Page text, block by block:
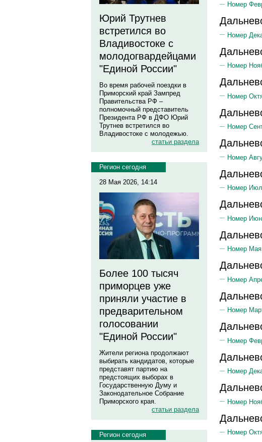
Юрий Трутнев
встретился во
Владивостоке с
молодогвардейцами
"Единой России"
Во время рабочей поездки в
Приморский край Зампред
Правительства РФ –
полномочный представитель
Президента РФ в ДФО Юрий
Трутнев встретился во
Владивостоке с молодежью.
статьи раздела
Регион сегодня
28 Мая 2026, 14:14
Более 100 тысяч
приморцев уже
приняли участие в
предварительном
голосовании
"Единой России"
Жители региона продолжают
выбирать кандидатов, которые
представят партию на
предстоящих выборах в
Государственную Думу и
Законодательное Собрание
Приморского края.
статьи раздела
Регион сегодня
Номер
Номер
Номер
Номер
Номер
Номер
Номер
Номер
Номер Мая
Номер
Номер
Номер
Номер
Номер
Номер